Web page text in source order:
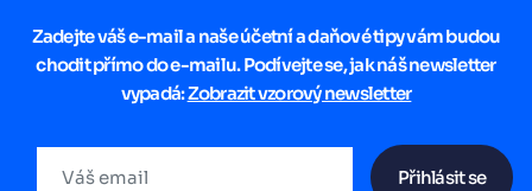
Zadejte váš e-mail a naše účetní a daňové tipy vám budou
chodit přímo do e-mailu. Podívejte se, jak náš newsletter
vypadá:Zobrazit vzorový newsletter
Přihlásit se